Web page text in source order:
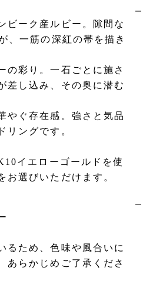
ビーク産ルビー。隙間な
、一筋の深紅の帯を描き
の彩り。一石ごとに施さ
差し込み、その奥に潜む
やぐ存在感。強さと気品
リングです。
イエローゴールドを使
お選びいただけます。
るため、色味や風合いに
あらかじめご了承くださ